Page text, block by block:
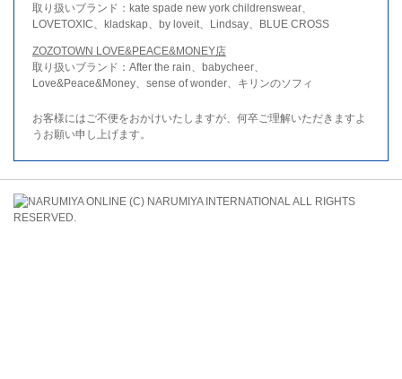
取り扱いブランド：kate spade new york childrenswear、
LOVETOXIC、kladskap、by loveit、Lindsay、BLUE CROSS
ZOZOTOWN LOVE&PEACE&MONEY店
取り扱いブランド：After the rain、babycheer、
Love&Peace&Money、sense of wonder、キリンのソフィ
お客様にはご不便をおかけいたしますが、何卒ご理解いただきますよ
うお願い申し上げます。